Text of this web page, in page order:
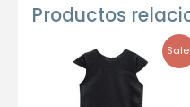
Productos
Sale!